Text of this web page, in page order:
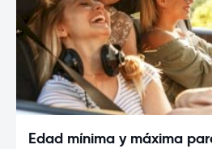
Edad mínima y máxima